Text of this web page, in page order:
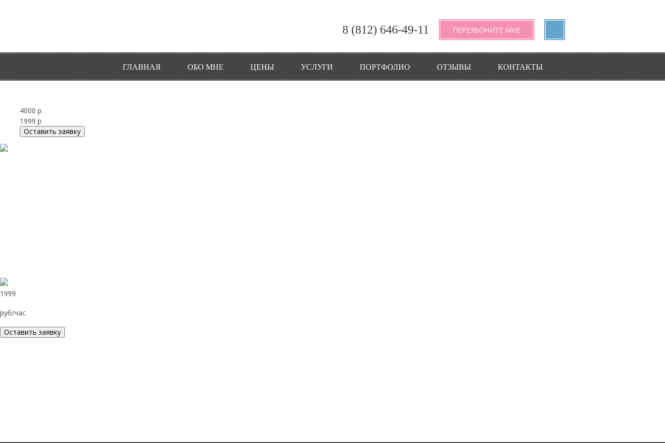
ПЕРЕЗВОНИТЕ МНЕ
8 (812) 646-49-11
ГЛАВНАЯ ОБО МНЕ ЦЕНЫ УСЛУГИ ПОРТФОЛИО ОТЗЫВЫ КОНТАКТЫ
4000 р
1999 р
Оставить заявку
1999
руб/час
Оставить заявку